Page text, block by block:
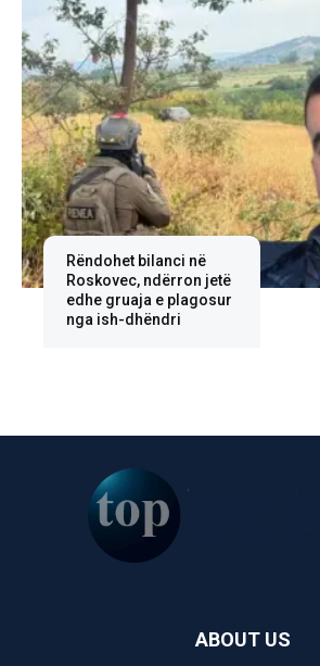
Rëndohet bilanci në
Roskovec, ndërron jetë
edhe gruaja e plagosur
nga ish-dhëndri
ABOUT US